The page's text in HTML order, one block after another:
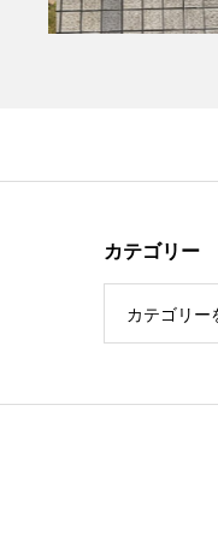
カテゴリー
カテゴリー